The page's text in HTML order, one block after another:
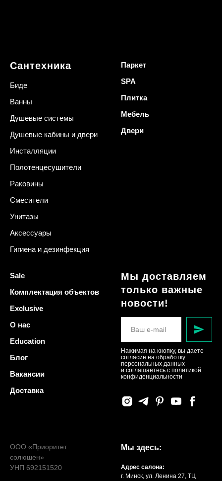
Сантехника
Биде
Ванны
Душевые системы
Душевые кабины и двери
Инсталляции
Полотенцесушители
Раковины
Смесители
Унитазы
Аксессуары
Гигиена и дезинфекция
Паркет
SPA
Плитка
Мебель
Двери
Sale
Комплектация объектов
Exclusive
О нас
Education
Блог
Вакансии
Доставка
Мы доставляем
только важные
новости!
Нажимая на кнопку, вы даете
согласие на обработку
персональных данных
и соглашаетесь c политикой
конфиденциальности
ООО «Приоритет
солюшен»
УНП 692151520
Мы здесь:
Адрес салона:
г. Минск, ул. Ленина 27, ТЦ